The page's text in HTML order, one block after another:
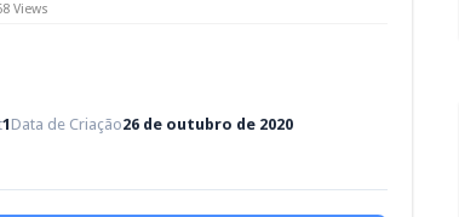
Views
1 Data de Criação26 de outubro de 2020